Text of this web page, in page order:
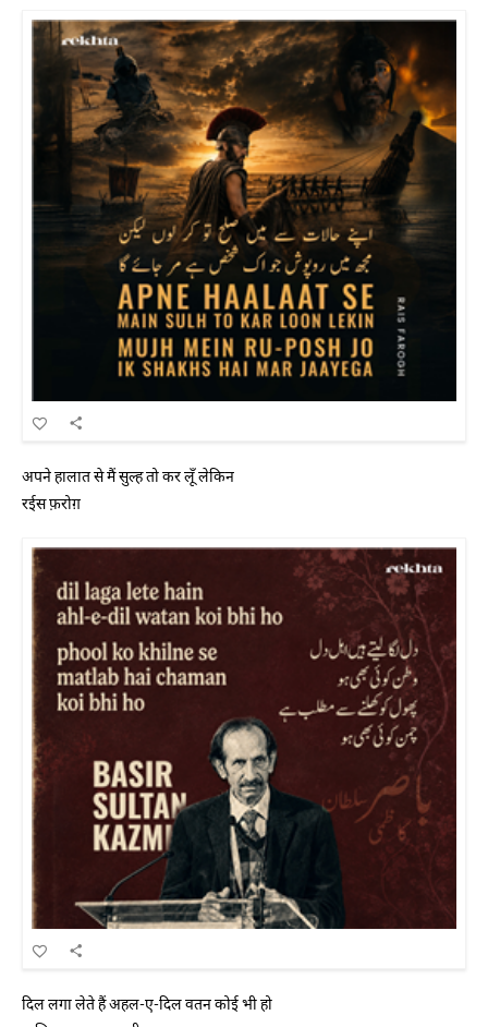
अपने हालात से मैं सुल्ह तो कर लूँ लेकिन
रईस फ़रोग़
दिल लगा लेते हैं अहल-ए-दिल वतन कोई भी हो